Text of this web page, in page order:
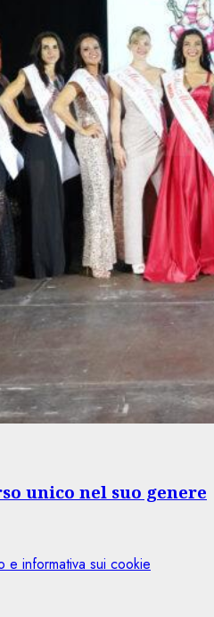
unico nel suo genere
e informativa sui cookie